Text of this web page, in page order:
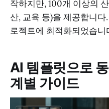
작하지만, 100개 이상의
산, 교육 등)을 제공합니
로젝트에 최적화되었습니
AI 템플릿으로
계별 가이드